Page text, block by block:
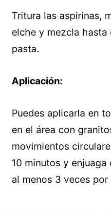
Tritura las aspirinas,
elche y mezcla hasta
pasta.
Aplicación:
Puedes aplicarla en
en el área con
movimientos
10 minutos y
al menos 3 veces por